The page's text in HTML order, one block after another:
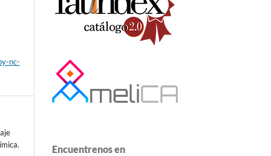
nc-
Encuentrenos en